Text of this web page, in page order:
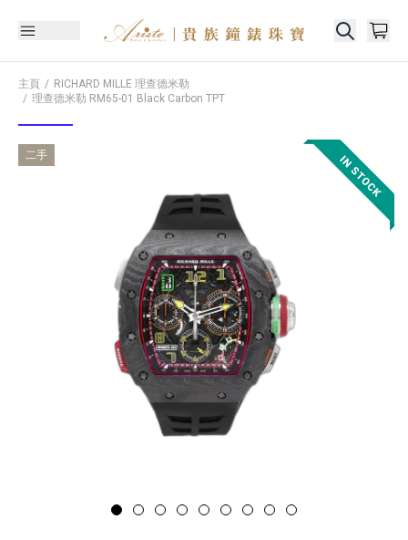
主頁
RICHARD MILLE 理查德米勒
理查德米勒 RM65-01 Black Carbon TPT
二手